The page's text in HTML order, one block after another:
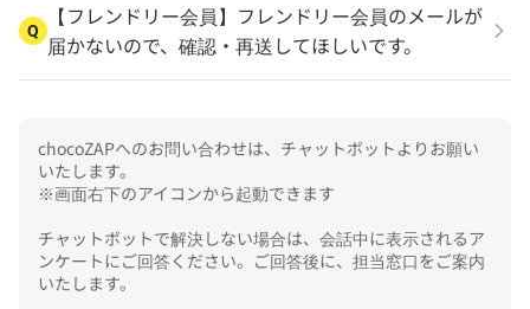
Q
【フレンドリー会員】フレンドリー会員のメールが
届かないので、確認・再送してほしいです。
chocoZAPへのお問い合わせは、チャットボットよりお願い
いたします。
※画面右下のアイコンから起動できます
チャットボットで解決しない場合は、会話中に表示されるア
ンケートにご回答ください。ご回答後に、担当窓口をご案内
いたします。